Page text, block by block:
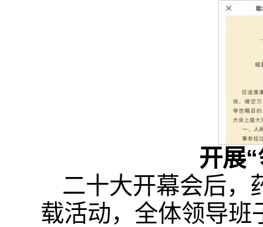
开展
二十大开幕会后，
载活动，全体领导班